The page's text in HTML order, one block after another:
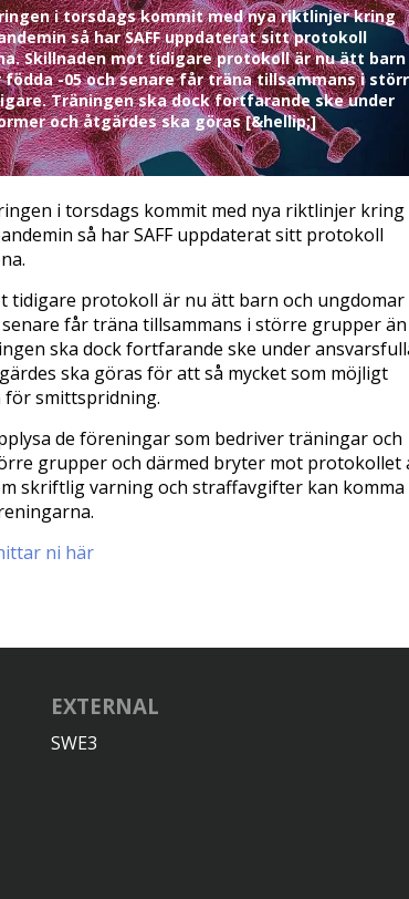
i torsdags kommit med nya riktlinjer kring
så har SAFF uppdaterat sitt protokoll
Skillnaden mot tidigare protokoll är nu ätt barn
födda -05 och senare får träna tillsammans i
Träningen ska dock fortfarande ske under
och åtgärdes ska göras [&hellip;]
i torsdags kommit med nya riktlinjer kring
så har SAFF uppdaterat sitt protokoll
tidigare protokoll är nu ätt barn och ungdomar
får träna tillsammans i större grupper än
ska dock fortfarande ske under
ska göras för att så mycket som möjligt
för smittspridning.
de föreningar som bedriver träningar och
grupper och därmed bryter mot protokollet
skriftlig varning och straffavgifter kan
ni här
EXTERNAL
SWE3